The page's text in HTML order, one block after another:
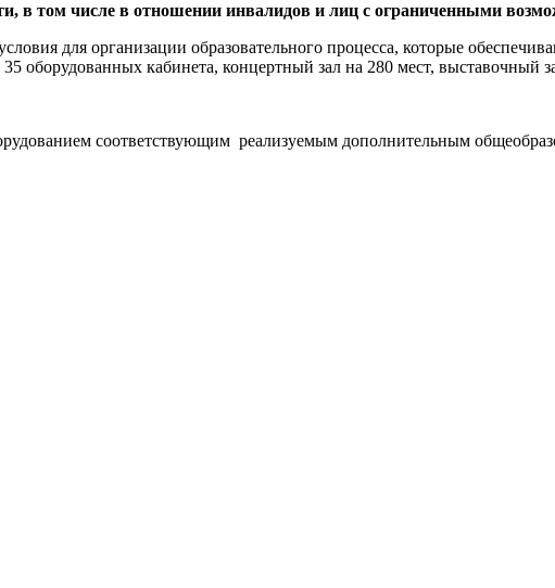
в том числе в отношении инвалидов и лиц с ограниченными
для организации образовательного процесса, которые
оборудованных кабинета, концертный зал на 280 мест, выставочный
соответствующим реализуемым дополнительным